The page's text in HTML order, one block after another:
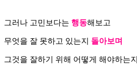
그러나 고민보다는 행동해보고
무엇을 잘 못하고 있는지 돌아보며
그것을 잘하기 위해 어떻게 해야하는지